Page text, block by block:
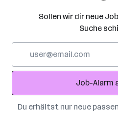
Sollen wir dir neue
Suche
Adresse
Job-Alarm
Du erhältst nur neue